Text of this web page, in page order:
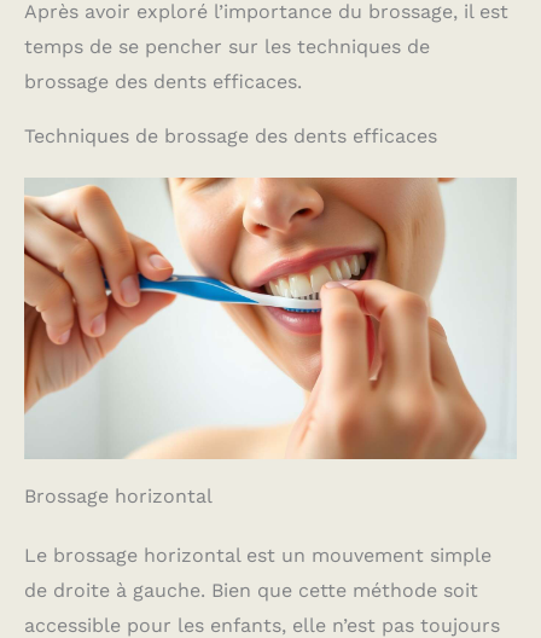
Après avoir exploré l’importance du brossage, il est
temps de se pencher sur les techniques de
brossage des dents efficaces.
Techniques de brossage des dents efficaces
Brossage horizontal
Le brossage horizontal est un mouvement simple
de droite à gauche. Bien que cette méthode soit
accessible pour les enfants, elle n’est pas toujours